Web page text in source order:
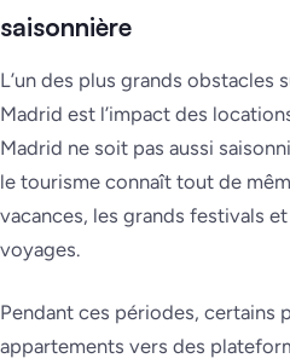
saisonnière
L’un des plus grands obstacles
Madrid est l’impact des
Madrid ne soit pas aussi
le tourisme connaît tout de
vacances, les grands festivals
voyages.
Pendant ces périodes, certains
appartements vers des